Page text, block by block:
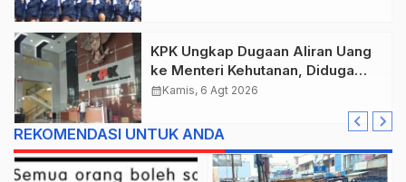
KPK Ungkap Dugaan Aliran Uang
ke Menteri Kehutanan, Diduga
Terkait Pelepasan Kawasan Hutan
calendar_monthKamis, 6 Agt 2026
REKOMENDASI UNTUK ANDA